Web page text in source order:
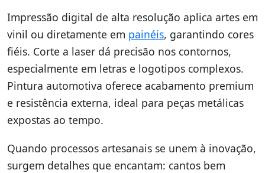
Impressão digital de alta resolução aplica artes em
vinil ou diretamente em painéis, garantindo cores
fiéis. Corte a laser dá precisão nos contornos,
especialmente em letras e logotipos complexos.
Pintura automotiva oferece acabamento premium
e resistência externa, ideal para peças metálicas
expostas ao tempo.
Quando processos artesanais se unem à inovação,
surgem detalhes que encantam: cantos bem